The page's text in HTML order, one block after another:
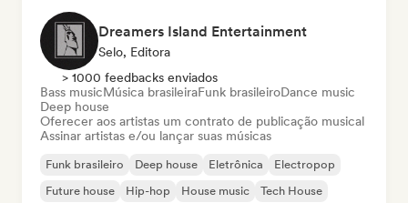
Dreamers Island Entertainment
Selo, Editora
> 1000 feedbacks enviados
Bass musicMúsica brasileiraFunk brasileiroDance music
Deep house
Oferecer aos artistas um contrato de publicação musical
Assinar artistas e/ou lançar suas músicas
Funk brasileiro Deep house Eletrônica
Electropop
Future house
Hip-hop House music Tech House